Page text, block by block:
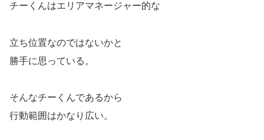
チーくんはエリアマネージャー的な
立ち位置なのではないかと
勝手に思っている。
そんなチーくんであるから
行動範囲はかなり広い。